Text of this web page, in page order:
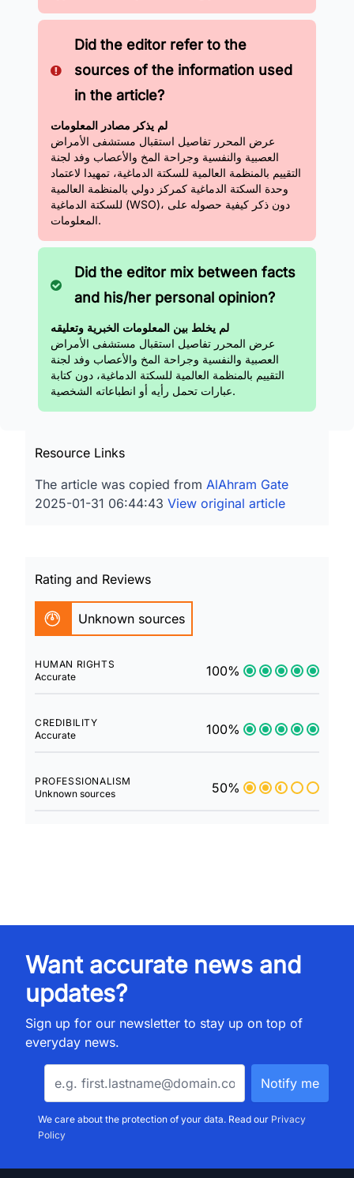
Did the editor refer to the
sources of the information used
in the article?
لم يذكر مصادر المعلومات
عرض المحرر تفاصيل استقبال مستشفى الأمراض
العصبية والنفسية وجراحة المخ والأعصاب وفد لجنة
التقييم بالمنظمة العالمية للسكتة الدماغية، تمهيدا لاعتماد
وحدة السكتة الدماغية كمركز دولي بالمنظمة العالمية
للسكتة الدماغية (WSO)، دون ذكر كيفية حصوله على
المعلومات.
Did the editor mix between facts
and his/her personal opinion?
لم يخلط بين المعلومات الخبرية وتعليقه
عرض المحرر تفاصيل استقبال مستشفى الأمراض
العصبية والنفسية وجراحة المخ والأعصاب وفد لجنة
التقييم بالمنظمة العالمية للسكتة الدماغية، دون كتابة
عبارات تحمل رأيه أو انطباعاته الشخصية.
Resource Links
The article was copied from AlAhram Gate
2025-01-31 06:44:43 View original article
Rating and Reviews
Unknown sources
HUMAN RIGHTS
Accurate
100%
CREDIBILITY
Accurate
100%
PROFESSIONALISM
Unknown sources
50%
Want accurate news and
updates?
Sign up for our newsletter to stay up on top of
everyday news.
We care about the protection of your data. Read our Privacy
Policy